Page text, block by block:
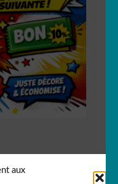
aux